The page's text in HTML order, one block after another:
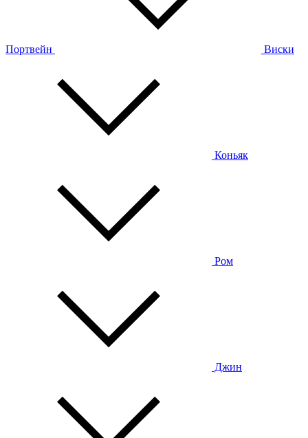
Портвейн Виски
Коньяк
Ром
Джин